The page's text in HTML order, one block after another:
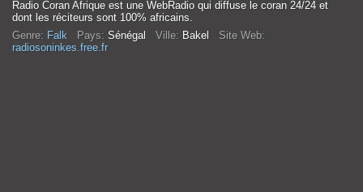
Radio Coran Afrique est une WebRadio qui diffuse le coran 24/24 et
dont les réciteurs sont 100% africains.
Genre: Falk Pays: Sénégal Ville: Bakel Site Web:
radiosoninkes.free.fr